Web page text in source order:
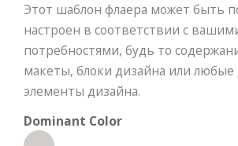
Этот шаблон флаера может быть
настроен в соответствии с
потребностями, будь то
макеты, блоки дизайна или любые
элементы дизайна.
Dominant Color